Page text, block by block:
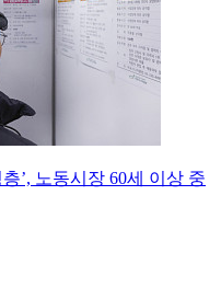
’, 노동시장 60세 이상 중